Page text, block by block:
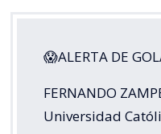
😱ALERTA DE
FERNANDO
Universidad